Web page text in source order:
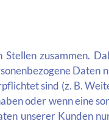
zusammen.
Daten
sind (z. B.
oder wenn eine
unserer Kunden